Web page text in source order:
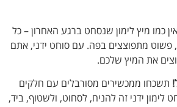
מיץ לימון שנסחט ברגע האחרון – כל
מתפוצצים בפה. עם סוחט ידני, אתם
את המיץ שלכם.
ממכשירים מסורבלים עם חלקים
ידני זה להניח, לסחוט, ולשטוף, ביד,